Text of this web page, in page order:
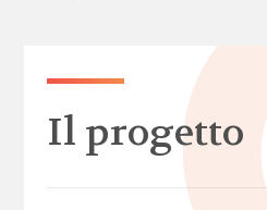
Il progetto